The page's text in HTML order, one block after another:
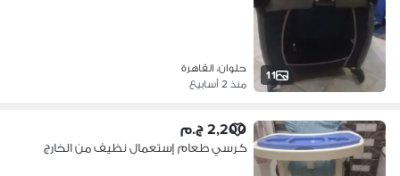
11
حلوان، القاهرة
منذ 2 أسابيع
2,200 ج.م
كرسي طعام إستعمال نظيف من الخارج